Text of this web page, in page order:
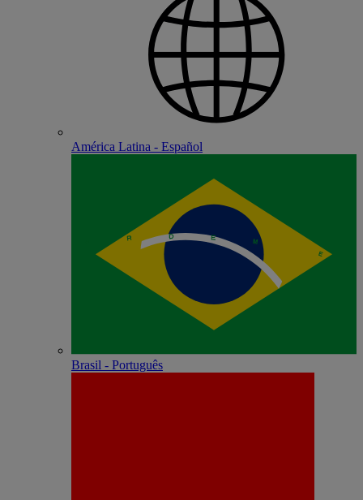
América Latina - Español
Brasil - Português